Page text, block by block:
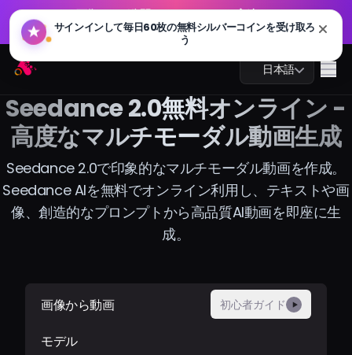
🔥
GPT 画像 2.0 が公開されました：より高速、よりスマー
ト、4K 対応。今すぐお試しください
Arting AI 日本語
AIチャット
AI学習
🔥GPT 画像 2.0 が公開されました：より高速、よりスマー
Seedance 2.0無料オンライン -
高度なマルチモーダル動画生成
Seedance 2.0で印象的なマルチモーダル動画を作成。
Seedance AIを無料でオンライン利用し、テキストや画
像、創造的なプロンプトから高品質AI動画を即座に生
成。
画像から動画 初心者ガイド ▶
モデル